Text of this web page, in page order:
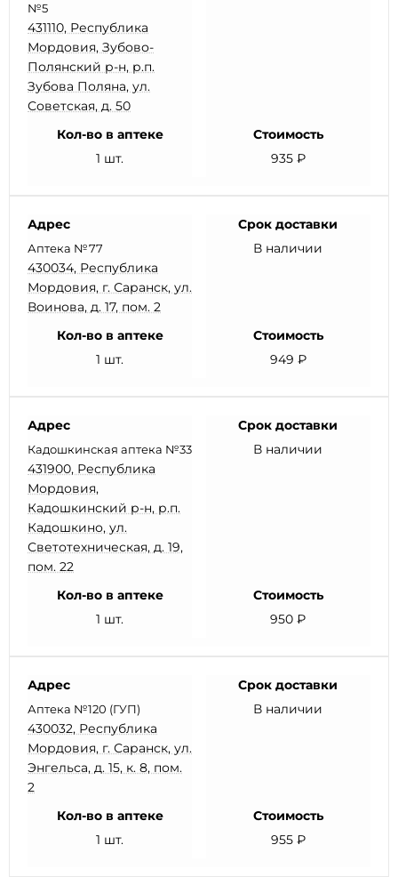
№5
431110, Республика
Мордовия, Зубово-
Полянский р-н, р.п.
Зубова Поляна, ул.
Советская, д. 50
Кол-во в аптеке
1 шт.
Стоимость
935 ₽
Адрес
Аптека №77
430034, Республика
Мордовия, г. Саранск, ул.
Воинова, д. 17, пом. 2
Срок доставки
В наличии
Кол-во в аптеке
1 шт.
Стоимость
949 ₽
Адрес
Кадошкинская аптека №33
431900, Республика
Мордовия,
Кадошкинский р-н, р.п.
Кадошкино, ул.
Светотехническая, д. 19,
пом. 22
Срок доставки
В наличии
Кол-во в аптеке
1 шт.
Стоимость
950 ₽
Адрес
Аптека №120 (ГУП)
430032, Республика
Мордовия, г. Саранск, ул.
Энгельса, д. 15, к. 8, пом.
2
Срок доставки
В наличии
Кол-во в аптеке
1 шт.
Стоимость
955 ₽